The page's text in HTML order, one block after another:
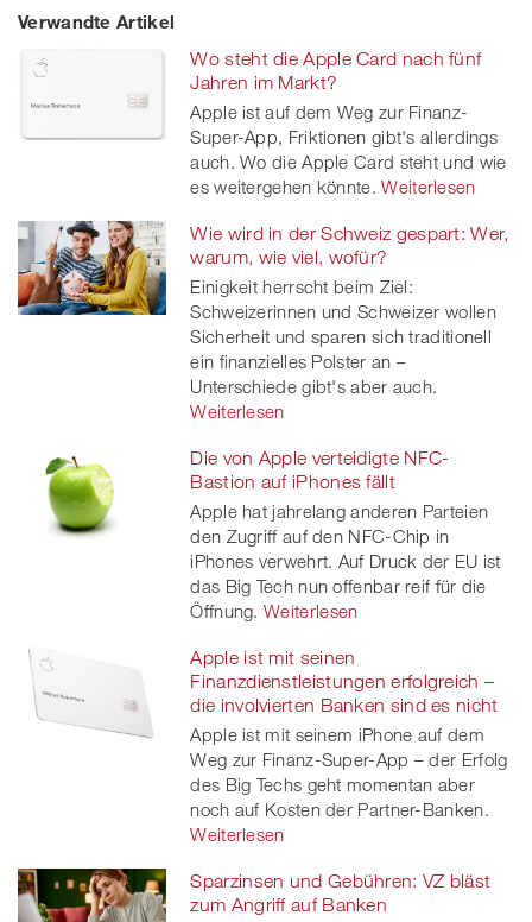
on
Facebook
on
twitt
er
linkedinXing
Verwandte Artikel
Wo steht die Apple Card nach fünf
Jahren im Markt?
Apple ist auf dem Weg zur Finanz-
Super-App, Friktionen gibt's allerdings
auch. Wo die Apple Card steht und wie
es weitergehen könnte. Weiterlesen
Wie wird in der Schweiz gespart: Wer,
warum, wie viel, wofür?
Einigkeit herrscht beim Ziel:
Schweizerinnen und Schweizer wollen
Sicherheit und sparen sich traditionell
ein finanzielles Polster an –
Unterschiede gibt's aber auch.
Weiterlesen
Die von Apple verteidigte NFC-
Bastion auf iPhones fällt
Apple hat jahrelang anderen Parteien
den Zugriff auf den NFC-Chip in
iPhones verwehrt. Auf Druck der EU ist
das Big Tech nun offenbar reif für die
Öffnung. Weiterlesen
Apple ist mit seinen
Finanzdienstleistungen erfolgreich –
die involvierten Banken sind es nicht
Apple ist mit seinem iPhone auf dem
Weg zur Finanz-Super-App – der Erfolg
des Big Techs geht momentan aber
noch auf Kosten der Partner-Banken.
Weiterlesen
Sparzinsen und Gebühren: VZ bläst
zum Angriff auf Banken